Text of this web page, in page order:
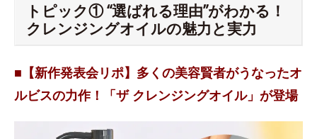
トピック① “選ばれる理由”がわかる！
クレンジングオイルの魅力と実力
■【新作発表会リポ】多くの美容賢者がうなったオ
ルビスの力作！「ザ クレンジングオイル」が登場